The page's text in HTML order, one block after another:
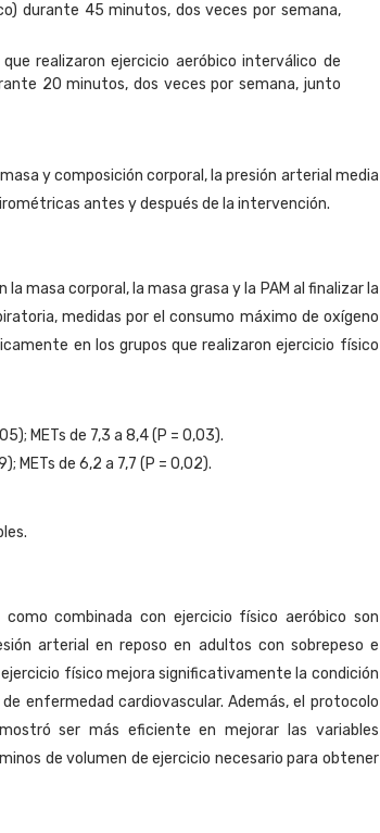
durante 45 minutos, dos veces por semana,
realizaron ejercicio aeróbico interválico de
20 minutos, dos veces por semana, junto
y composición corporal, la presión arterial media
antes y después de la intervención.
masa corporal, la masa grasa y la PAM al finalizar la
medidas por el consumo máximo de oxígeno
en los grupos que realizaron ejercicio físico
METs de 7,3 a 8,4 (P = 0,03).
METs de 6,2 a 7,7 (P = 0,02).
combinada con ejercicio físico aeróbico son
arterial en reposo en adultos con sobrepeso e
físico mejora significativamente la condición
enfermedad cardiovascular. Además, el protocolo
ser más eficiente en mejorar las variables
de volumen de ejercicio necesario para obtener